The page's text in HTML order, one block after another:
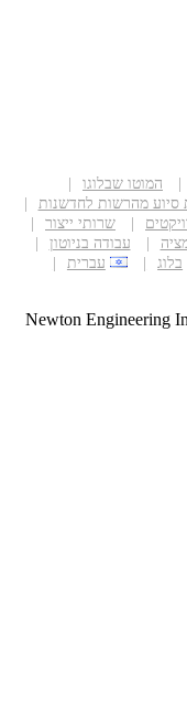
לחדשנות
שרותי ייצור
בניוטון
עברית
Newton